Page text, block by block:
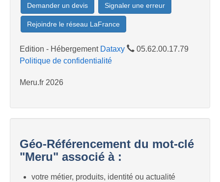
Demander un devis Signaler une erreur
Rejoindre le réseau LaFrance
Edition - Hébergement Dataxy
05.62.00.17.79
Politique de confidentialité
Meru.fr 2026
Géo-Référencement du mot-clé
"Meru" associé à :
votre métier, produits, identité ou actualité